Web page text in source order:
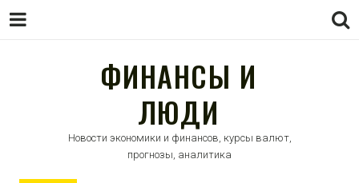
ФИНАНСЫ И
ЛЮДИ
Новости экономики и финансов, курсы валют,
прогнозы, аналитика